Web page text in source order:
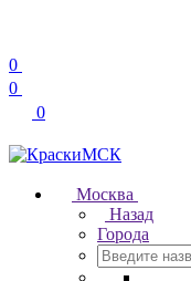
0
0
0
Москва
Назад
Города